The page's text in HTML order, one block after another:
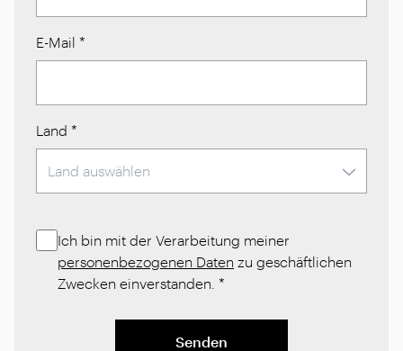
E-Mail *
Land *
Ich bin mit der Verarbeitung meiner
personenbezogenen Daten zu geschäftlichen
Zwecken einverstanden. *
Senden